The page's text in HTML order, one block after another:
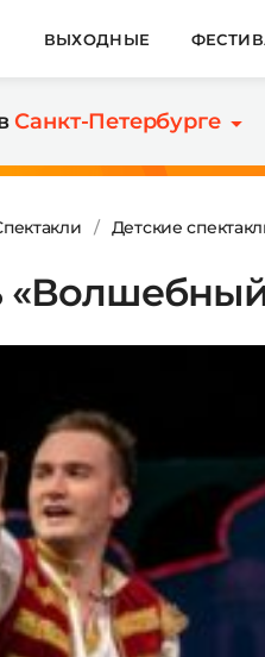
ВЫХОДНЫЕ
Санкт-Петербурге
Детские